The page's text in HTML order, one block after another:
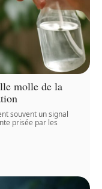
molle de la
souvent un signal
prisée par les